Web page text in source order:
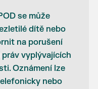
se může
dítě nebo
na porušení
vyplývajících
Oznámení lze
nebo